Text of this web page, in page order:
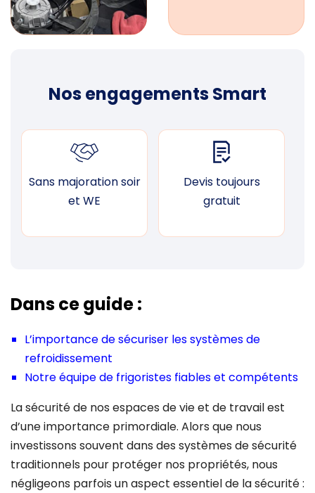
Nos engagements Smart
Sans majoration soir
et WE
Devis toujours
gratuit
Dans ce guide :
L’importance de sécuriser les systèmes de
refroidissement
Notre équipe de frigoristes fiables et compétents
La sécurité de nos espaces de vie et de travail est
d’une importance primordiale. Alors que nous
investissons souvent dans des systèmes de sécurité
traditionnels pour protéger nos propriétés, nous
négligeons parfois un aspect essentiel de la sécurité :